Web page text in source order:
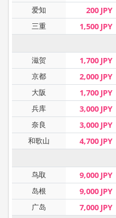
爱知
200 JPY
三重
1,500 JPY
滋贺
1,700 JPY
京都
2,000 JPY
大阪
1,700 JPY
兵库
3,000 JPY
奈良
3,000 JPY
和歌山
4,700 JPY
鸟取
9,000 JPY
岛根
9,000 JPY
广岛
7,000 JPY